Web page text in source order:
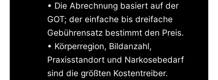
• Die Abrechnung basiert auf der
GOT; der einfache bis dreifache
Gebührensatz bestimmt den Preis.
• Körperregion, Bildanzahl,
Praxisstandort und Narkosebedarf
sind die größten Kostentreiber.